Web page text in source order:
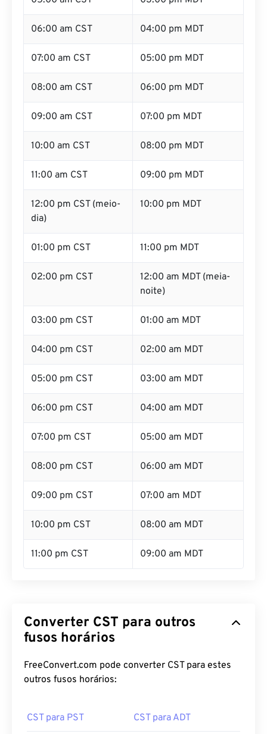
06:00 am CST 04:00 pm MDT
07:00 am CST 05:00 pm MDT
08:00 am CST 06:00 pm MDT
09:00 am CST 07:00 pm MDT
10:00 am CST 08:00 pm MDT
11:00 am CST 09:00 pm MDT
12:00 pm CST (meio-
dia)
10:00 pm MDT
01:00 pm CST 11:00 pm MDT
02:00 pm CST
12:00 am MDT (meia-
noite)
03:00 pm CST 01:00 am MDT
04:00 pm CST 02:00 am MDT
05:00 pm CST 03:00 am MDT
06:00 pm CST 04:00 am MDT
07:00 pm CST 05:00 am MDT
08:00 pm CST 06:00 am MDT
09:00 pm CST 07:00 am MDT
10:00 pm CST 08:00 am MDT
11:00 pm CST 09:00 am MDT
Converter CST para outros
fusos horários
FreeConvert.com pode converter CST para estes
outros fusos horários:
CST para PST CST para ADT